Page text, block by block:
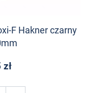
F Hakner czarny